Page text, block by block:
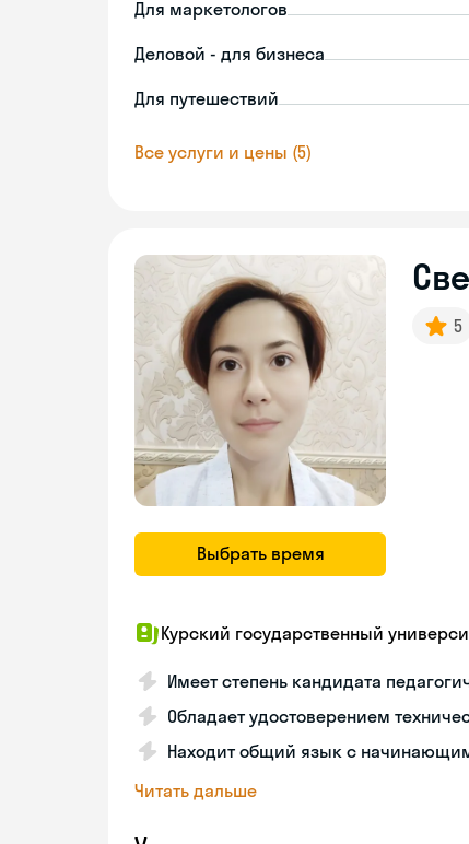
Для маркетологов
Деловой - для бизнеса
Для путешествий
Все услуги и цены (5)
Выбрать время
5
Курский государственный
Имеет степень кандидата
Обладает удостоверением
Находит общий язык с
Читать дальше